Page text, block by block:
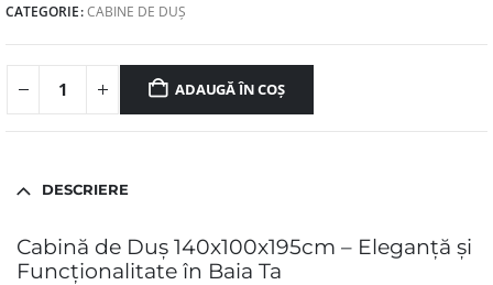
CATEGORIE:CABINE DE DUȘ
ADAUGĂ ÎN COȘ
DESCRIERE
Cabină de Duș 140x100x195cm – Eleganță și
Funcționalitate în Baia Ta